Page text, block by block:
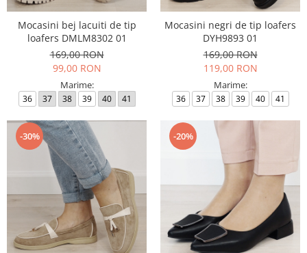
Mocasini bej lacuiti de tip
loafers DMLM8302 01
169,00 RON
99,00 RON
Marime:
36 37 38 39 40 41
Mocasini negri de tip loafers
DYH9893 01
169,00 RON
119,00 RON
Marime:
36 37 38 39 40 41
-30% -20%